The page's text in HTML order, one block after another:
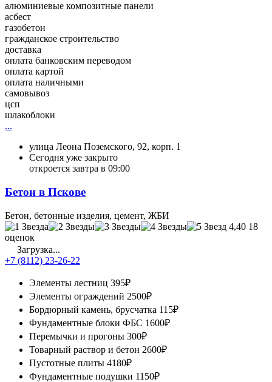
алюминиевые композитные панели
асбест
газобетон
гражданское строительство
доставка
оплата банковским переводом
оплата картой
оплата наличными
самовывоз
цсп
шлакоблоки
...
улица Леона Поземского, 92, корп. 1
Сегодня уже закрыто
откроется завтра в 09:00
Бетон в Пскове
Бетон, бетонные изделия, цемент, ЖБИ
4,40 18
оценок
Загрузка...
+7 (8112) 23-26-22
Элементы лестниц 395₽
Элементы ограждений 2500₽
Бордюрный камень, брусчатка 115₽
Фундаментные блоки ФБС 1600₽
Перемычки и прогоны 300₽
Товарный раствор и бетон 2600₽
Пустотные плиты 4180₽
Фундаментные подушки 1150₽